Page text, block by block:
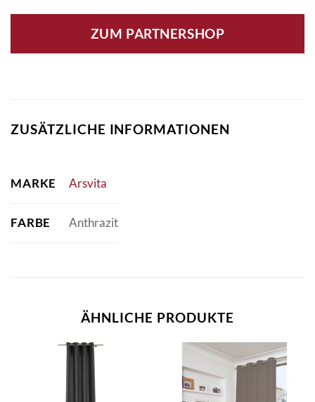
ZUM PARTNERSHOP
ZUSÄTZLICHE INFORMATIONEN
MARKE Arsvita
FARBE Anthrazit
ÄHNLICHE PRODUKTE